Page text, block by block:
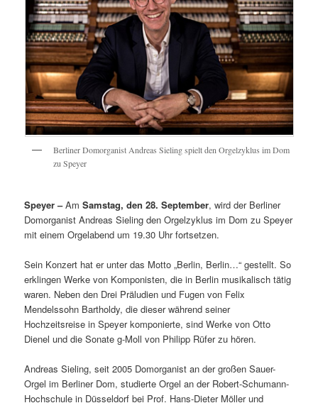
Berliner Domorganist Andreas Sieling spielt den Orgelzyklus im Dom
zu Speyer
Speyer –AmSamstag, den 28. September, wird der Berliner
Domorganist Andreas Sieling den Orgelzyklus im Dom zu Speyer
mit einem Orgelabend um 19.30 Uhr fortsetzen.
Sein Konzert hat er unter das Motto „Berlin, Berlin…“ gestellt. So
erklingen Werke von Komponisten, die in Berlin musikalisch tätig
waren. Neben den Drei Präludien und Fugen von Felix
Mendelssohn Bartholdy, die dieser während seiner
Hochzeitsreise in Speyer komponierte, sind Werke von Otto
Dienel und die Sonate g-Moll von Philipp Rüfer zu hören.
Andreas Sieling, seit 2005 Domorganist an der großen Sauer-
Orgel im Berliner Dom, studierte Orgel an der Robert-Schumann-
Hochschule in Düsseldorf bei Prof. Hans-Dieter Möller und